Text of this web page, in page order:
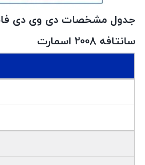
جدول مشخصات دی وی دی
سانتافه 2008 اسمارت